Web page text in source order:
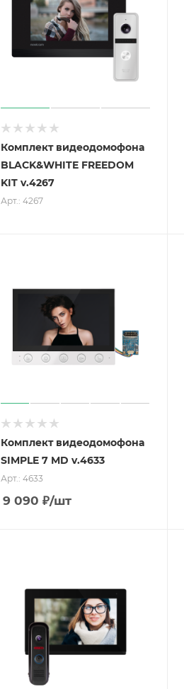
Комплект видеодомофона
BLACK&WHITE FREEDOM
KIT v.4267
Арт.: 4267
Комплект видеодомофона
SIMPLE 7 MD v.4633
Арт.: 4633
9 090 ₽/шт